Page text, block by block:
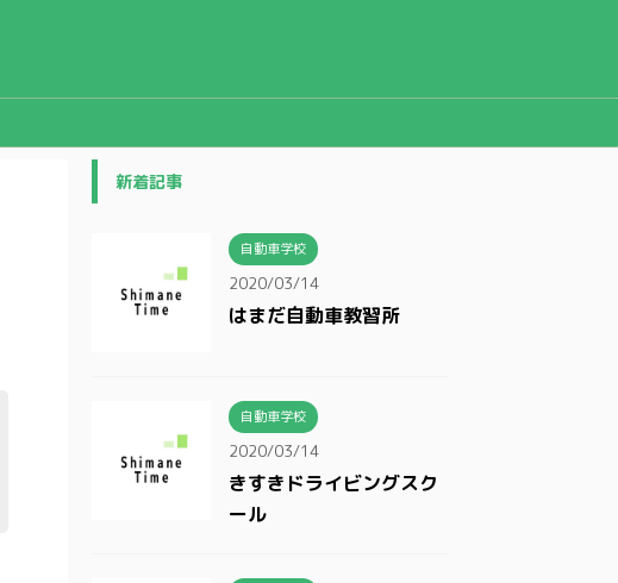
新着記事
自動車学校
2020/03/14
はまだ自動車教習所
自動車学校
2020/03/14
きすきドライビングスク
ール